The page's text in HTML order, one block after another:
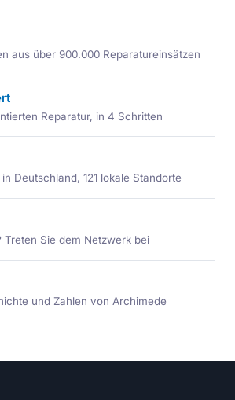
aus über 900.000 Reparatureinsätzen
Reparatur, in 4 Schritten
Deutschland, 121 lokale Standorte
Treten Sie dem Netzwerk bei
und Zahlen von Archimede